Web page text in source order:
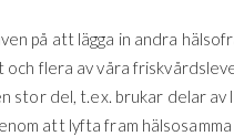
på att lägga in andra
och flera av våra
stor del, t.ex. brukar delar
att lyfta fram